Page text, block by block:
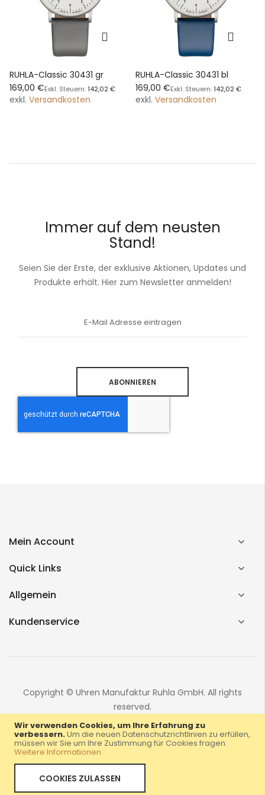
Wir verwenden Cookies, um Ihre Erfahrung zu
verbessern.Um die neuen Datenschutzrichtlinien zu erfüllen,
müssen wir Sie um Ihre Zustimmung für Cookies fragen.
Weitere Informationen
COOKIES ZULASSEN
RUHLA-Classic 30431 gr
169,00 €
142,02 €
exkl. Versandkosten
RUHLA-Classic 30431 bl
169,00 €
142,02 €
exkl. Versandkosten
Immer auf dem neusten
Stand!
Seien Sie der Erste, der exklusive Aktionen, Updates und
Produkte erhält. Hier zum Newsletter anmelden!
ABONNIEREN
Mein Account
Quick Links
Allgemein
Kundenservice
Copyright © Uhren Manufaktur Ruhla GmbH. All rights
reserved.
Home Menü Konto